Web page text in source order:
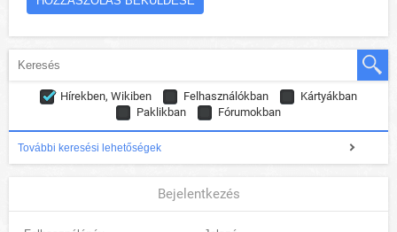
Hírekben, Wikiben Felhasználókban
Kártyákban
Paklikban
Fórumokban
További keresési lehetőségek
Bejelentkezés